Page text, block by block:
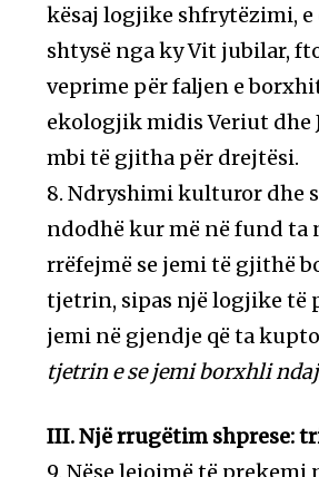
kësaj logjike shfrytëzimi,
shtysë nga ky Vit jubilar,
veprime për faljen e
ekologjik midis Veriut dhe
mbi të gjitha për drejtësi.
8. Ndryshimi kulturor dhe
ndodhë kur më në fund ta
rrëfejmë se jemi të gjithë
tjetrin, sipas një logjike të
jemi në gjendje që ta
tjetrin e se jemi borxhli
III. Një rrugëtim shprese: